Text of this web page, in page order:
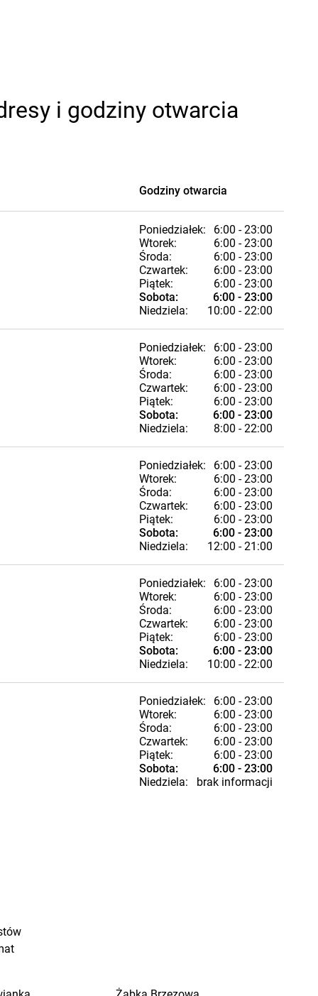
i godziny otwarcia
Godziny otwarcia
Poniedziałek:
6:00 - 23:00
Wtorek:
6:00 - 23:00
Środa:
6:00 - 23:00
Czwartek:
6:00 - 23:00
Piątek:
6:00 - 23:00
Sobota:
6:00 - 23:00
Niedziela:
10:00 - 22:00
Poniedziałek:
6:00 - 23:00
Wtorek:
6:00 - 23:00
Środa:
6:00 - 23:00
Czwartek:
6:00 - 23:00
Piątek:
6:00 - 23:00
Sobota:
6:00 - 23:00
Niedziela:
8:00 - 22:00
Poniedziałek:
6:00 - 23:00
Wtorek:
6:00 - 23:00
Środa:
6:00 - 23:00
Czwartek:
6:00 - 23:00
Piątek:
6:00 - 23:00
Sobota:
6:00 - 23:00
Niedziela:
12:00 - 21:00
Poniedziałek:
6:00 - 23:00
Wtorek:
6:00 - 23:00
Środa:
6:00 - 23:00
Czwartek:
6:00 - 23:00
Piątek:
6:00 - 23:00
Sobota:
6:00 - 23:00
Niedziela:
10:00 - 22:00
Poniedziałek:
6:00 - 23:00
Wtorek:
6:00 - 23:00
Środa:
6:00 - 23:00
Czwartek:
6:00 - 23:00
Piątek:
6:00 - 23:00
Sobota:
6:00 - 23:00
Niedziela:
brak informacji